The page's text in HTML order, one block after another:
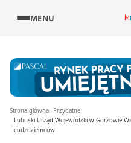
MENU
Strona główna
Przydatne
Lubuski Urząd Wojewódzki w Gorzowie
cudzoziemców